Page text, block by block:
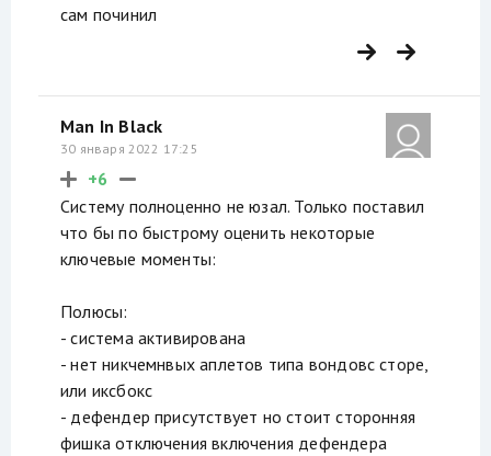
сам починил
Man In Black
30 января 2022 17:25
+6
Систему полноценно не юзал. Только поставил
что бы по быстрому оценить некоторые
ключевые моменты:
Полюсы:
- система активирована
- нет никчемнвых аплетов типа вондовс сторе,
или иксбокс
- дефендер присутствует но стоит сторонняя
фишка отключения включения дефендера